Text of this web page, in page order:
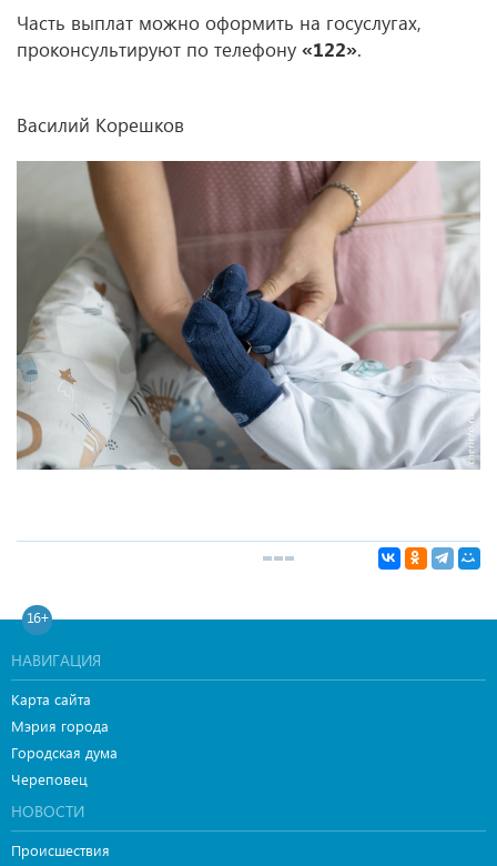
Часть выплат можно оформить на госуслугах,
проконсультируют по телефону «122».
Василий Корешков
16+
НАВИГАЦИЯ
Карта сайта
Мэрия города
Городская дума
Череповец
НОВОСТИ
Происшествия